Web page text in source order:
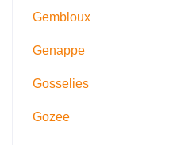
Gembloux
Genappe
Gosselies
Gozee